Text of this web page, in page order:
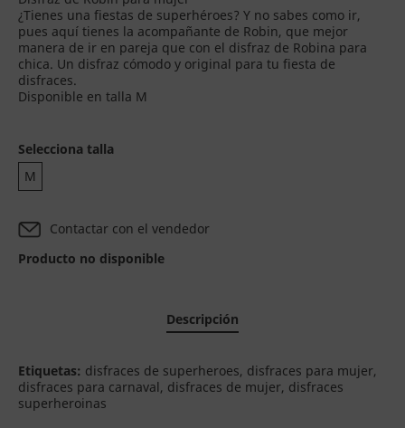
¿Tienes una fiestas de superhéroes? Y no sabes como ir,
pues aquí tienes la acompañante de Robin, que mejor
manera de ir en pareja que con el disfraz de Robina para
chica. Un disfraz cómodo y original para tu fiesta de
disfraces.
Disponible en talla M
Selecciona talla
M
Contactar con el vendedor
Producto no disponible
Descripción
Etiquetas: disfraces de superheroes, disfraces para mujer,
disfraces para carnaval, disfraces de mujer, disfraces
superheroinas